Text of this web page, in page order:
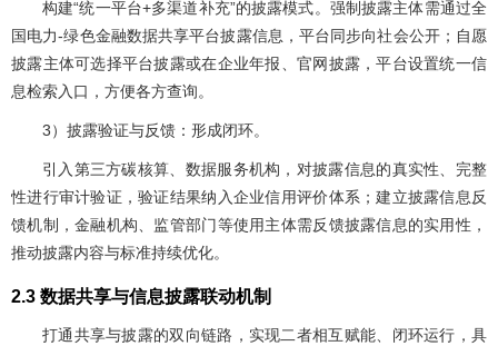
构建“统一平台+多渠道补充”的披露模式。强制披露主体需通过全
国电力-绿色金融数据共享平台披露信息，平台同步向社会公开；自愿
披露主体可选择平台披露或在企业年报、官网披露，平台设置统一信
息检索入口，方便各方查询。
3）披露验证与反馈：形成闭环。
引入第三方碳核算、数据服务机构，对披露信息的真实性、完整
性进行审计验证，验证结果纳入企业信用评价体系；建立披露信息反
馈机制，金融机构、监管部门等使用主体需反馈披露信息的实用性，
推动披露内容与标准持续优化。
2.3 数据共享与信息披露联动机制
打通共享与披露的双向链路，实现二者相互赋能、闭环运行，具